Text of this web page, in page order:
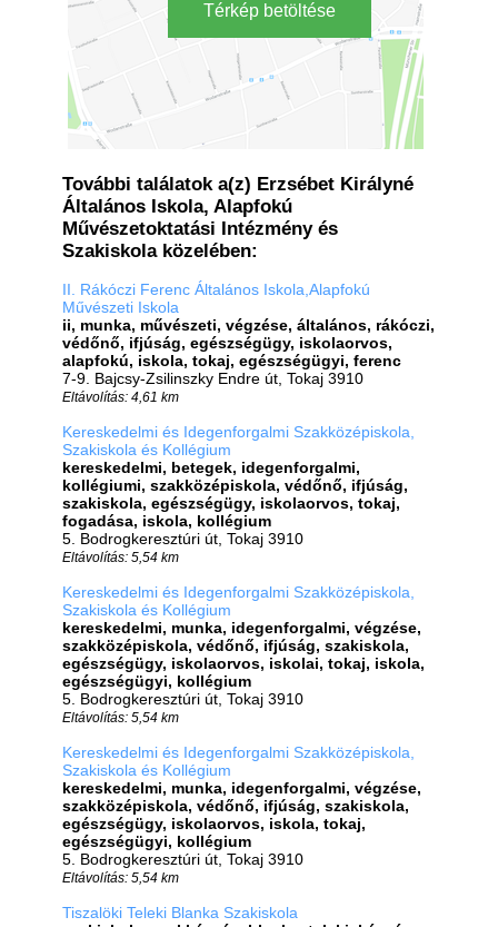
Térkép betöltése
További találatok a(z) Erzsébet Királyné
Általános Iskola, Alapfokú
Művészetoktatási Intézmény és
Szakiskola közelében:
II. Rákóczi Ferenc Általános Iskola,Alapfokú
Művészeti Iskola
ii, munka, művészeti, végzése, általános, rákóczi,
védőnő, ifjúság, egészségügy, iskolaorvos,
alapfokú, iskola, tokaj, egészségügyi, ferenc
7-9. Bajcsy-Zsilinszky Endre út, Tokaj 3910
Eltávolítás: 4,61 km
Kereskedelmi és Idegenforgalmi Szakközépiskola,
Szakiskola és Kollégium
kereskedelmi, betegek, idegenforgalmi,
kollégiumi, szakközépiskola, védőnő, ifjúság,
szakiskola, egészségügy, iskolaorvos, tokaj,
fogadása, iskola, kollégium
5. Bodrogkeresztúri út, Tokaj 3910
Eltávolítás: 5,54 km
Kereskedelmi és Idegenforgalmi Szakközépiskola,
Szakiskola és Kollégium
kereskedelmi, munka, idegenforgalmi, végzése,
szakközépiskola, védőnő, ifjúság, szakiskola,
egészségügy, iskolaorvos, iskolai, tokaj, iskola,
egészségügyi, kollégium
5. Bodrogkeresztúri út, Tokaj 3910
Eltávolítás: 5,54 km
Kereskedelmi és Idegenforgalmi Szakközépiskola,
Szakiskola és Kollégium
kereskedelmi, munka, idegenforgalmi, végzése,
szakközépiskola, védőnő, ifjúság, szakiskola,
egészségügy, iskolaorvos, iskola, tokaj,
egészségügyi, kollégium
5. Bodrogkeresztúri út, Tokaj 3910
Eltávolítás: 5,54 km
Tiszalöki Teleki Blanka Szakiskola